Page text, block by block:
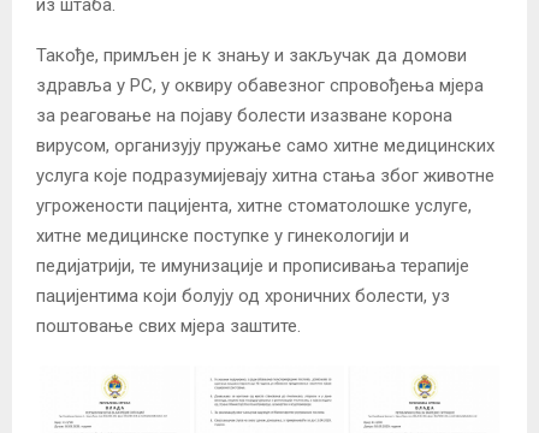
из штаба.
Такође, примљен је к знању и закључак да домови
здравља у РС, у оквиру обавезног спровођења мјера
за реаговање на појаву болести изазване корона
вирусом, организују пружање само хитне медицинских
услуга које подразумијевају хитна стања због животне
угрожености пацијента, хитне стоматолошке услуге,
хитне медицинске поступке у гинекологији и
педијатрији, те имунизације и прописивања терапије
пацијентима који болују од хроничних болести, уз
поштовање свих мјера заштите.